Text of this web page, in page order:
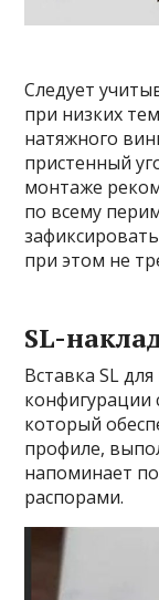
Следует
при низких
натяжного
пристенный
монтаже
по всему
при этом не
SL-
Вставка SL
конфигурации
который
профиле,
напоминает
распорами.